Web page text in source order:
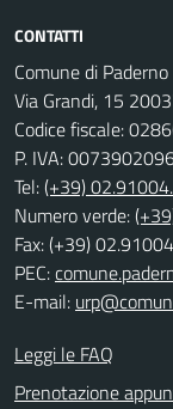
CONTATTI
Comune di
Via Grandi, 15
Codice fiscale:
P. IVA:
Tel:(+39)
Numero verde:
Fax: (+39)
PEC:
E-mail:
Leggi le FAQ
Prenotazione